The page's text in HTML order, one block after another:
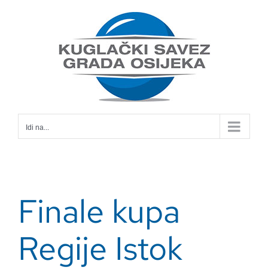
Idi na...
Finale kupa
Regije Istok